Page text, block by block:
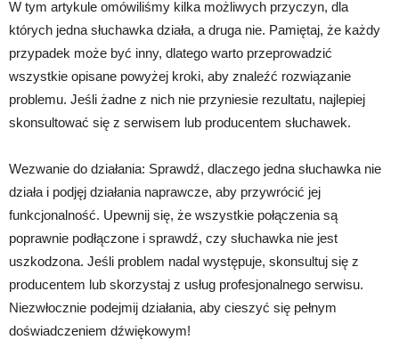
W tym artykule omówiliśmy kilka możliwych przyczyn, dla
których jedna słuchawka działa, a druga nie. Pamiętaj, że każdy
przypadek może być inny, dlatego warto przeprowadzić
wszystkie opisane powyżej kroki, aby znaleźć rozwiązanie
problemu. Jeśli żadne z nich nie przyniesie rezultatu, najlepiej
skonsultować się z serwisem lub producentem słuchawek.
Wezwanie do działania: Sprawdź, dlaczego jedna słuchawka nie
działa i podjęj działania naprawcze, aby przywrócić jej
funkcjonalność. Upewnij się, że wszystkie połączenia są
poprawnie podłączone i sprawdź, czy słuchawka nie jest
uszkodzona. Jeśli problem nadal występuje, skonsultuj się z
producentem lub skorzystaj z usług profesjonalnego serwisu.
Niezwłocznie podejmij działania, aby cieszyć się pełnym
doświadczeniem dźwiękowym!